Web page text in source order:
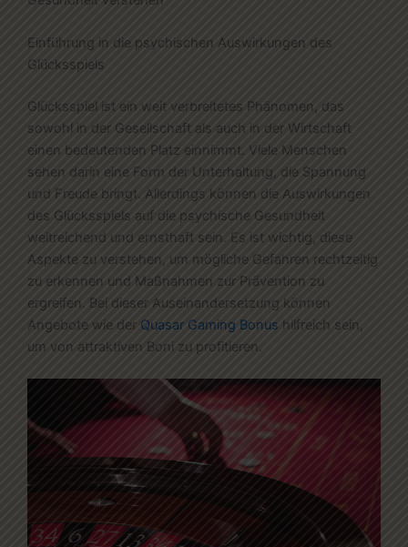
Einführung in die psychischen Auswirkungen des
Glücksspiels
Glücksspiel ist ein weit verbreitetes Phänomen, das
sowohl in der Gesellschaft als auch in der Wirtschaft
einen bedeutenden Platz einnimmt. Viele Menschen
sehen darin eine Form der Unterhaltung, die Spannung
und Freude bringt. Allerdings können die Auswirkungen
des Glücksspiels auf die psychische Gesundheit
weitreichend und ernsthaft sein. Es ist wichtig, diese
Aspekte zu verstehen, um mögliche Gefahren rechtzeitig
zu erkennen und Maßnahmen zur Prävention zu
ergreifen. Bei dieser Auseinandersetzung können
Angebote wie der Quasar Gaming Bonus hilfreich sein,
um von attraktiven Boni zu profitieren.